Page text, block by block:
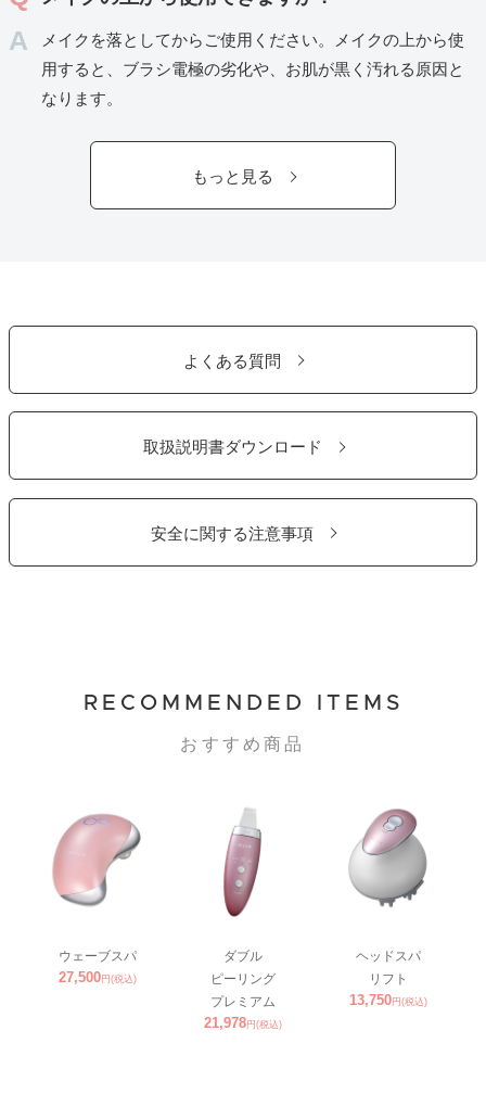
メイクを落としてからご使用ください。メイクの上から使
用すると、ブラシ電極の劣化や、お肌が黒く汚れる原因と
なります。
もっと見る
よくある質問
取扱説明書ダウンロード
安全に関する注意事項
RECOMMENDED ITEMS
おすすめ商品
ウェーブスパ
27,500円(税込)
ダブル
ピーリング
プレミアム
21,978円(税込)
ヘッドスパ
リフト
13,750円(税込)